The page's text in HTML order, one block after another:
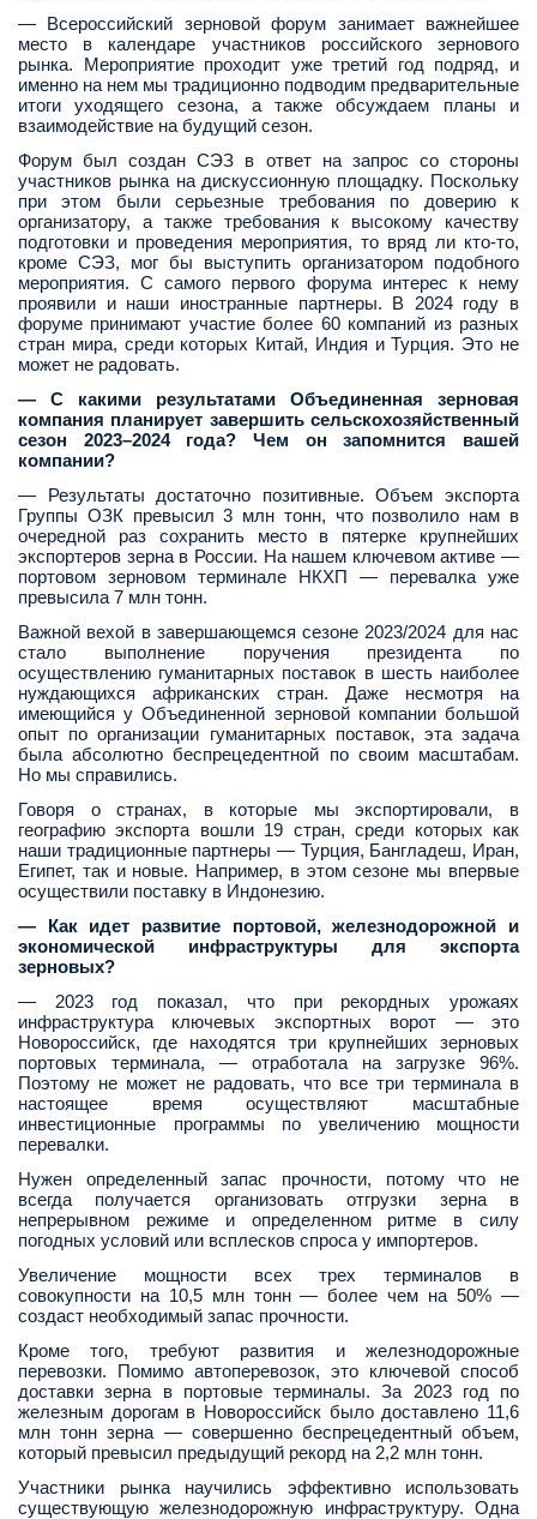
— Всероссийский зерновой форум занимает важнейшее
место в календаре участников российского зернового
рынка. Мероприятие проходит уже третий год подряд, и
именно на нем мы традиционно подводим предварительные
итоги уходящего сезона, а также обсуждаем планы и
взаимодействие на будущий сезон.
Форум был создан СЭЗ в ответ на запрос со стороны
участников рынка на дискуссионную площадку. Поскольку
при этом были серьезные требования по доверию к
организатору, а также требования к высокому качеству
подготовки и проведения мероприятия, то вряд ли кто-то,
кроме СЭЗ, мог бы выступить организатором подобного
мероприятия. С самого первого форума интерес к нему
проявили и наши иностранные партнеры. В 2024 году в
форуме принимают участие более 60 компаний из разных
стран мира, среди которых Китай, Индия и Турция. Это не
может не радовать.
— С какими результатами Объединенная зерновая
компания планирует завершить сельскохозяйственный
сезон 2023–2024 года? Чем он запомнится вашей
компании?
— Результаты достаточно позитивные. Объем экспорта
Группы ОЗК превысил 3 млн тонн, что позволило нам в
очередной раз сохранить место в пятерке крупнейших
экспортеров зерна в России. На нашем ключевом активе —
портовом зерновом терминале НКХП — перевалка уже
превысила 7 млн тонн.
Важной вехой в завершающемся сезоне 2023/2024 для нас
стало выполнение поручения президента по
осуществлению гуманитарных поставок в шесть наиболее
нуждающихся африканских стран. Даже несмотря на
имеющийся у Объединенной зерновой компании большой
опыт по организации гуманитарных поставок, эта задача
была абсолютно беспрецедентной по своим масштабам.
Но мы справились.
Говоря о странах, в которые мы экспортировали, в
географию экспорта вошли 19 стран, среди которых как
наши традиционные партнеры — Турция, Бангладеш, Иран,
Египет, так и новые. Например, в этом сезоне мы впервые
осуществили поставку в Индонезию.
— Как идет развитие портовой, железнодорожной и
экономической инфраструктуры для экспорта
зерновых?
— 2023 год показал, что при рекордных урожаях
инфраструктура ключевых экспортных ворот — это
Новороссийск, где находятся три крупнейших зерновых
портовых терминала, — отработала на загрузке 96%.
Поэтому не может не радовать, что все три терминала в
настоящее время осуществляют масштабные
инвестиционные программы по увеличению мощности
перевалки.
Нужен определенный запас прочности, потому что не
всегда получается организовать отгрузки зерна в
непрерывном режиме и определенном ритме в силу
погодных условий или всплесков спроса у импортеров.
Увеличение мощности всех трех терминалов в
совокупности на 10,5 млн тонн — более чем на 50% —
создаст необходимый запас прочности.
Кроме того, требуют развития и железнодорожные
перевозки. Помимо автоперевозок, это ключевой способ
доставки зерна в портовые терминалы. За 2023 год по
железным дорогам в Новороссийск было доставлено 11,6
млн тонн зерна — совершенно беспрецедентный объем,
который превысил предыдущий рекорд на 2,2 млн тонн.
Участники рынка научились эффективно использовать
существующую железнодорожную инфраструктуру. Одна